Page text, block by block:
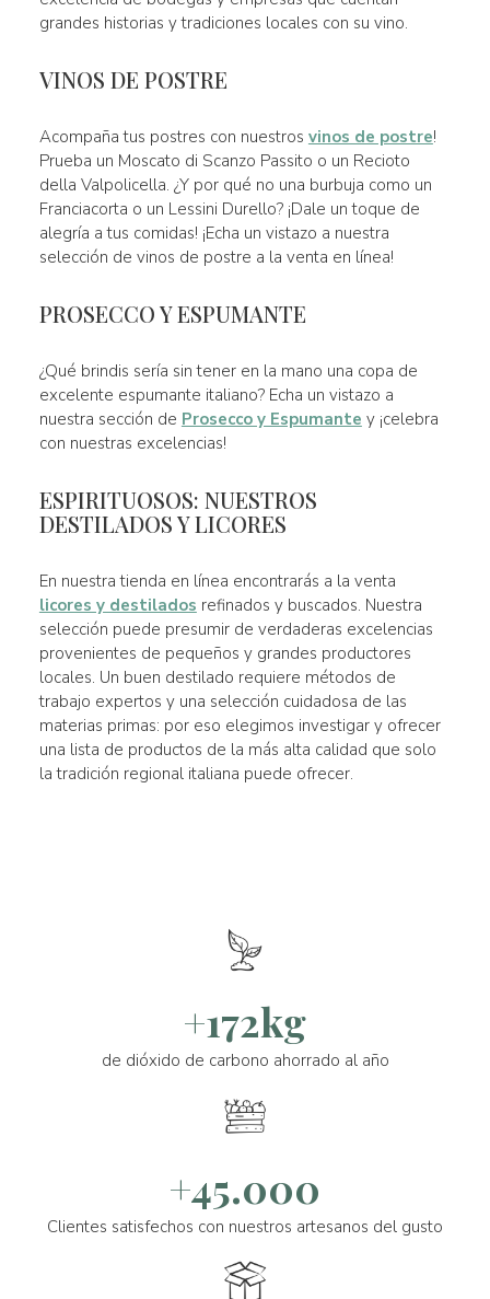
grandes historias y tradiciones locales con su vino.
VINOS DE POSTRE
Acompaña tus postres con nuestros vinos de postre!
Prueba un Moscato di Scanzo Passito o un Recioto
della Valpolicella. ¿Y por qué no una burbuja como un
Franciacorta o un Lessini Durello? ¡Dale un toque de
alegría a tus comidas! ¡Echa un vistazo a nuestra
selección de vinos de postre a la venta en línea!
PROSECCO Y ESPUMANTE
¿Qué brindis sería sin tener en la mano una copa de
excelente espumante italiano? Echa un vistazo a
nuestra sección de Prosecco y Espumante y ¡celebra
con nuestras excelencias!
ESPIRITUOSOS: NUESTROS
DESTILADOS Y LICORES
En nuestra tienda en línea encontrarás a la venta
licores y destilados refinados y buscados. Nuestra
selección puede presumir de verdaderas excelencias
provenientes de pequeños y grandes productores
locales. Un buen destilado requiere métodos de
trabajo expertos y una selección cuidadosa de las
materias primas: por eso elegimos investigar y ofrecer
una lista de productos de la más alta calidad que solo
la tradición regional italiana puede ofrecer.
+172kg
de dióxido de carbono ahorrado al año
+45.000
Clientes satisfechos con nuestros artesanos del gusto